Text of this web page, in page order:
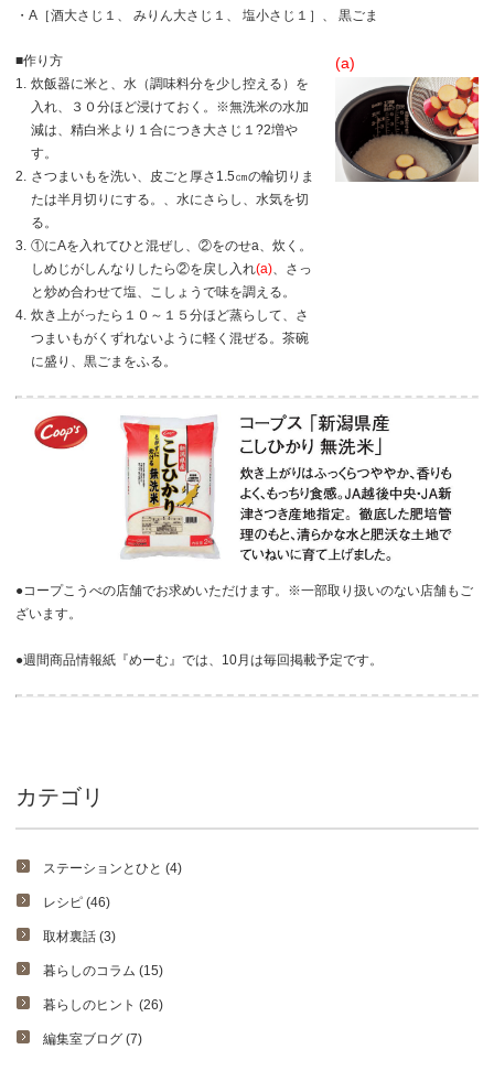
・A［酒大さじ１、 みりん大さじ１、 塩小さじ１］、 黒ごま
■作り方
1. 炊飯器に米と、水（調味料分を少し控える）を
入れ、３０分ほど浸けておく。※無洗米の水加
減は、精白米より１合につき大さじ１?2増や
す。
2. さつまいもを洗い、皮ごと厚さ1.5㎝の輪切りま
たは半月切りにする。、水にさらし、水気を切
る。
3. ①にAを入れてひと混ぜし、②をのせa、炊く。
しめじがしんなりしたら②を戻し入れ(a)、さっ
と炒め合わせて塩、こしょうで味を調える。
4. 炊き上がったら１０～１５分ほど蒸らして、さ
つまいもがくずれないように軽く混ぜる。茶碗
に盛り、黒ごまをふる。
(a)
●コープこうべの店舗でお求めいただけます。※一部取り扱いのない店舗もご
ざいます。
●週間商品情報紙『めーむ』では、10月は毎回掲載予定です。
カテゴリ
ステーションとひと (4)
レシピ (46)
取材裏話 (3)
暮らしのコラム (15)
暮らしのヒント (26)
編集室ブログ (7)